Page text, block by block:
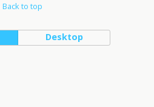
Back to top
Desktop